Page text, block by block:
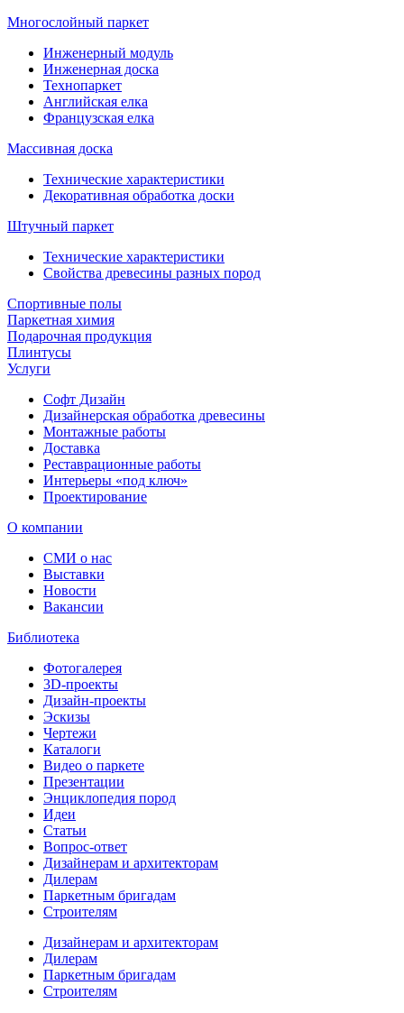
Многослойный паркет
Инженерный модуль
Инженерная доска
Технопаркет
Английская елка
Французская елка
Массивная доска
Технические характеристики
Декоративная обработка доски
Штучный паркет
Технические характеристики
Свойства древесины разных пород
Спортивные полы
Паркетная химия
Подарочная продукция
Плинтусы
Услуги
Софт Дизайн
Дизайнерская обработка древесины
Монтажные работы
Доставка
Реставрационные работы
Интерьеры «под ключ»
Проектирование
О компании
СМИ о нас
Выставки
Новости
Вакансии
Библиотека
Фотогалерея
3D-проекты
Дизайн-проекты
Эскизы
Чертежи
Каталоги
Видео о паркете
Презентации
Энциклопедия пород
Идеи
Статьи
Вопрос-ответ
Дизайнерам и архитекторам
Дилерам
Паркетным бригадам
Строителям
Дизайнерам и архитекторам
Дилерам
Паркетным бригадам
Строителям